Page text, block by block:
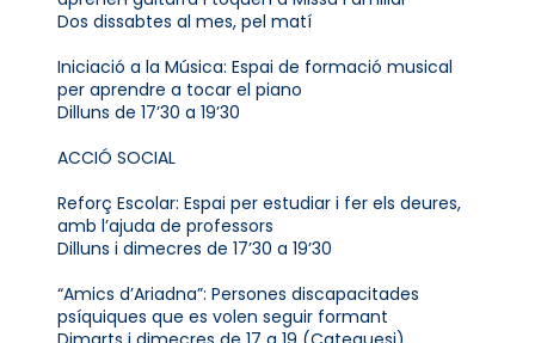
Dos dissabtes al mes, pel matí
Iniciació a la Música: Espai de formació musical
per aprendre a tocar el piano
Dilluns de 17’30 a 19’30
ACCIÓ SOCIAL
Reforç Escolar: Espai per estudiar i fer els deures,
amb l’ajuda de professors
Dilluns i dimecres de 17’30 a 19’30
“Amics d’Ariadna”: Persones discapacitades
psíquiques que es volen seguir formant